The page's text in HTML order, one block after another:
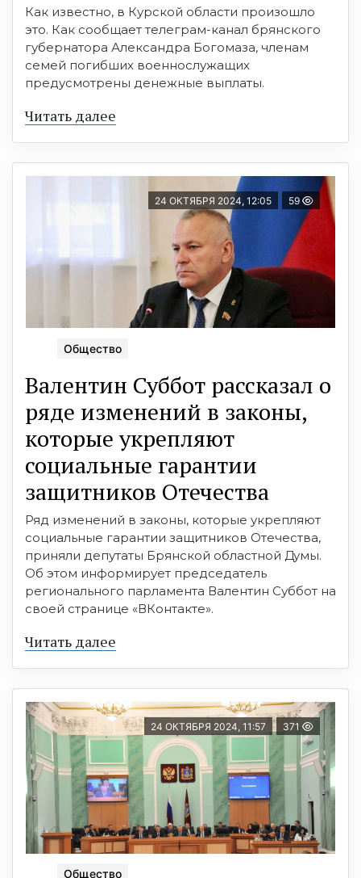
Как известно, в Курской области произошло
это. Как сообщает телеграм-канал брянского
губернатора Александра Богомаза, членам
семей погибших военнослужащих
предусмотрены денежные выплаты.
Читать далее
24 ОКТЯБРЯ 2024, 12:05 59
Общество
Валентин Суббот рассказал о
ряде изменений в законы,
которые укрепляют
социальные гарантии
защитников Отечества
Ряд изменений в законы, которые укрепляют
социальные гарантии защитников Отечества,
приняли депутаты Брянской областной Думы.
Об этом информирует председатель
регионального парламента Валентин Суббот на
своей странице «ВКонтакте».
Читать далее
24 ОКТЯБРЯ 2024, 11:57 371
Общество